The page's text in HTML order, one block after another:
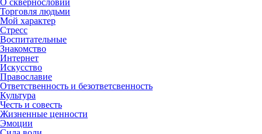
О сквернословии
Торговля людьми
Мой характер
Стресс
Воспитательные
Знакомство
Интернет
Искусство
Православие
Ответственность и безответсвенность
Культура
Честь и совесть
Жизненные ценности
Эмоции